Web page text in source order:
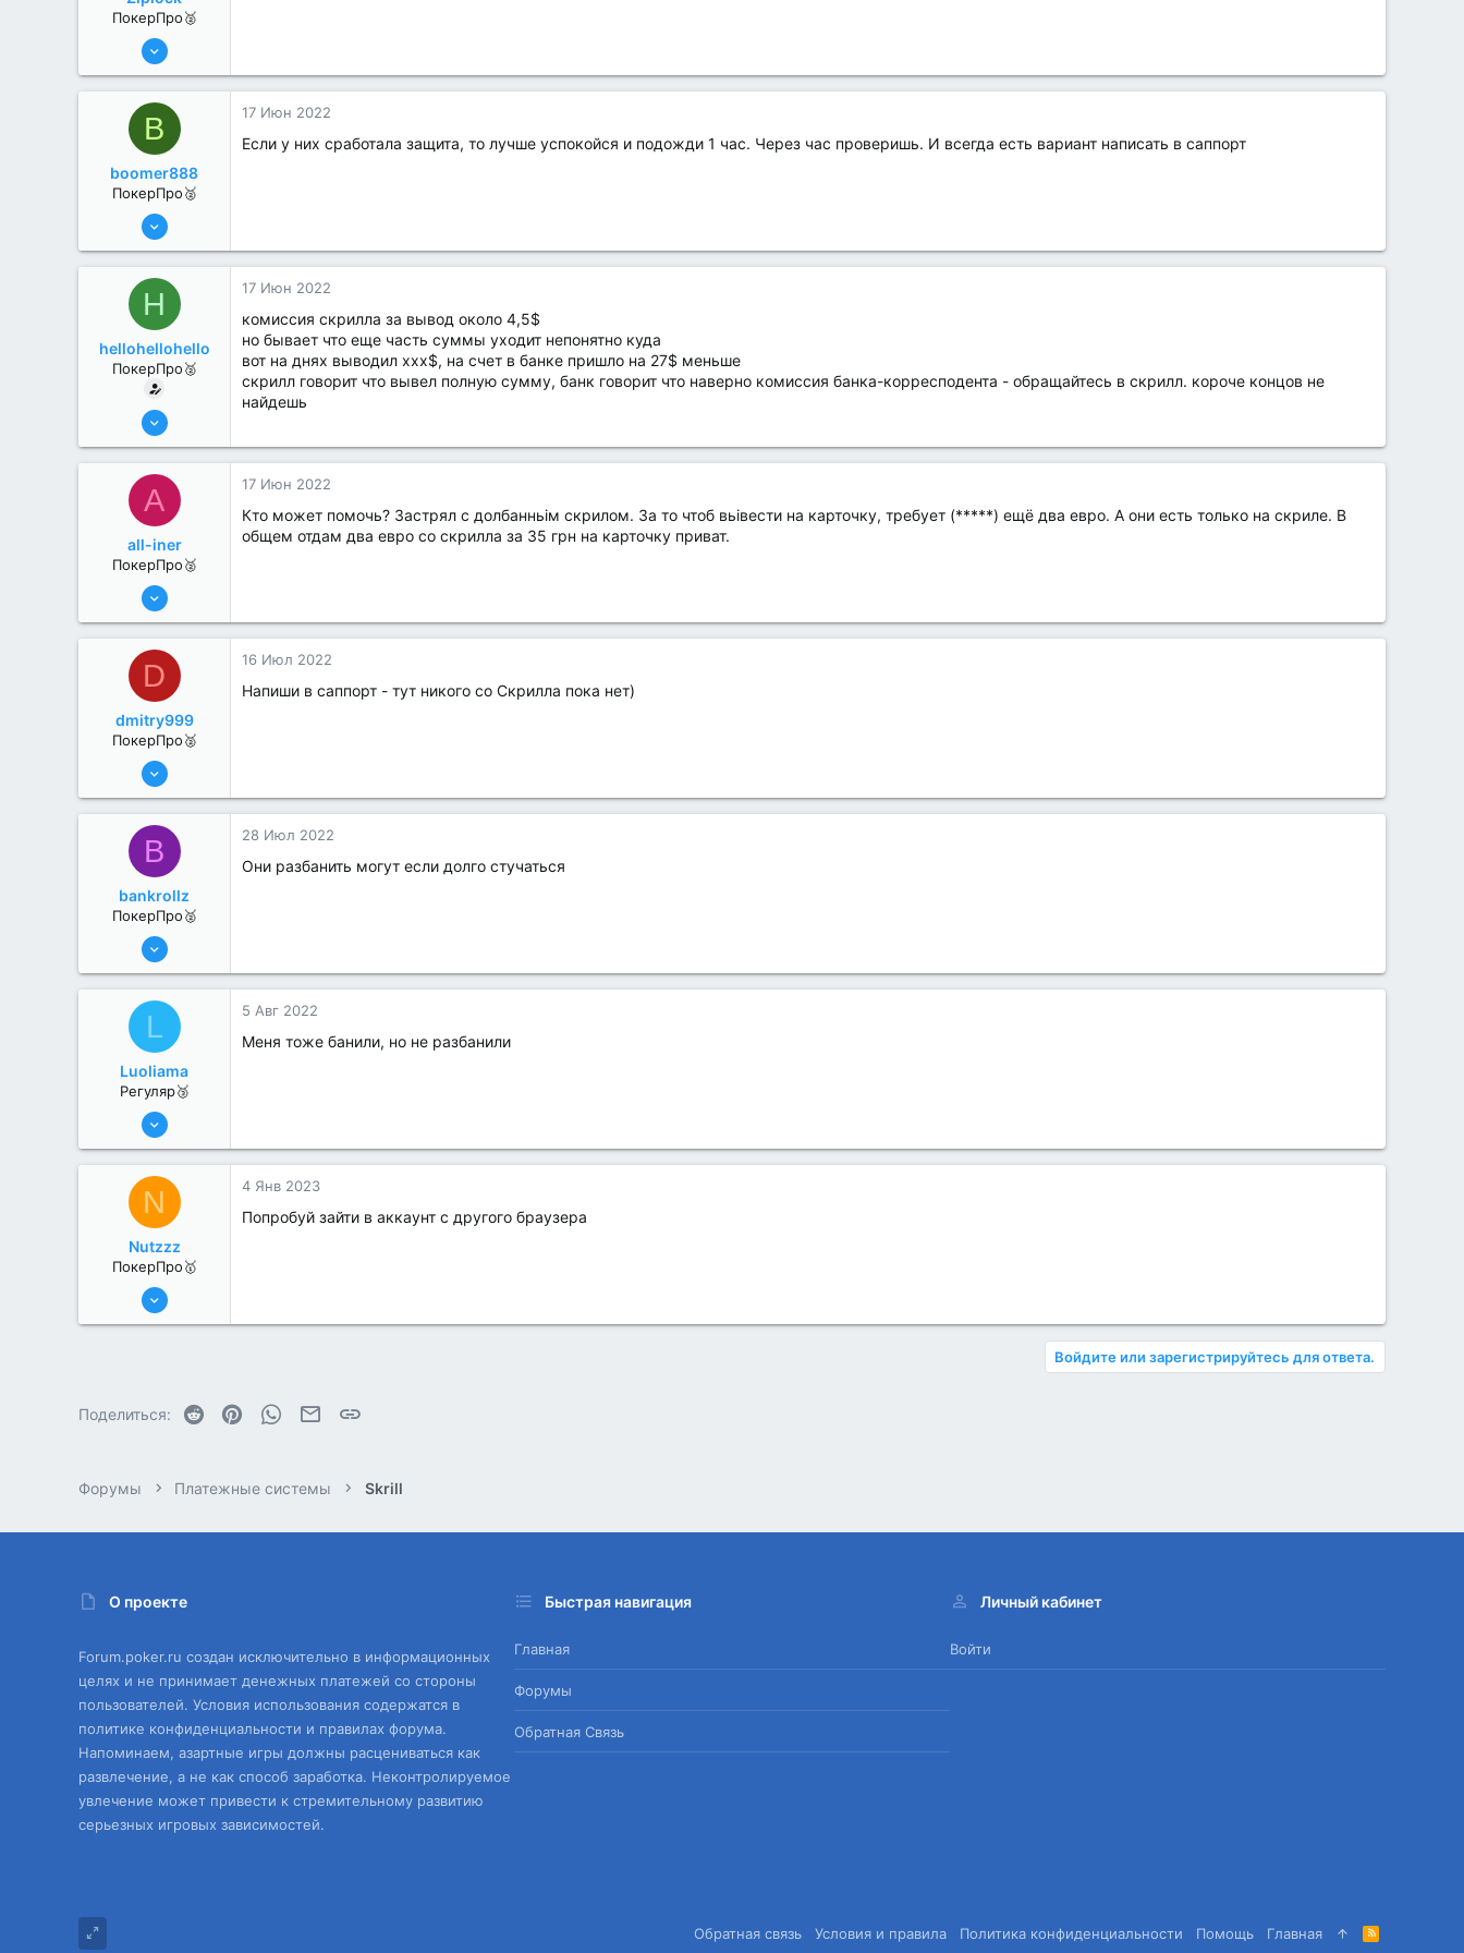
ПокерПро🥈
13 Июн 2022
0
B
boomer888
ПокерПро🥈
6 Июн 2022
0
17 Июн 2022
Если у них сработала защита, то лучше успокойся и подожди 1 час. Через час проверишь. И всегда есть вариант написать в саппорт
H
hellohellohello
ПокерПро🥈
8 Июн 2022
3
17 Июн 2022
комиссия скрилла за вывод около 4,5$
но бывает что еще часть суммы уходит непонятно куда
вот на днях выводил ххх$, на счет в банке пришло на 27$ меньше
скрилл говорит что вывел полную сумму, банк говорит что наверно комиссия банка-корресподента - обращайтесь в скрилл. короче концов не
найдешь
A
all-iner
ПокерПро🥈
6 Июн 2022
1
17 Июн 2022
Кто может помочь? Застрял с долбанньім скрилом. За то чтоб вьівести на карточку, требует (*****) ещё два евро. А они есть только на скриле. В
общем отдам два евро со скрилла за 35 грн на карточку приват.
D
dmitry999
ПокерПро🥈
8 Июн 2022
1
16 Июл 2022
Напиши в саппорт - тут никого со Скрилла пока нет)
B
bankrollz
ПокерПро🥈
8 Июн 2022
0
28 Июл 2022
Они разбанить могут если долго стучаться
L
Luoliama
Регуляр🥉
25 Июл 2022
0
5 Авг 2022
Меня тоже банили, но не разбанили
N
Nutzzz
ПокерПро🥇
8 Июн 2022
4 Янв 2023
Попробуй зайти в аккаунт с другого браузера
Войдите или зарегистрируйтесь для ответа.
Поделиться: Reddit PinterestWhatsAppЭлектронная почта
Форумы Платежные системы Skrill
О проекте
Forum.poker.ru создан исключительно в информационных
целях и не принимает денежных платежей со стороны
пользователей. Условия использования содержатся в
политике конфиденциальности и правилах форума.
Напоминаем, азартные игры должны расцениваться как
развлечение, а не как способ заработка. Неконтролируемое
увлечение может привести к стремительному развитию
серьезных игровых зависимостей.
Быстрая навигация
Главная
Форумы
Обратная Связь
Личный кабинет
Войти
Обратная связь Условия и правила Политика конфиденциальности Помощь Главная
R
S